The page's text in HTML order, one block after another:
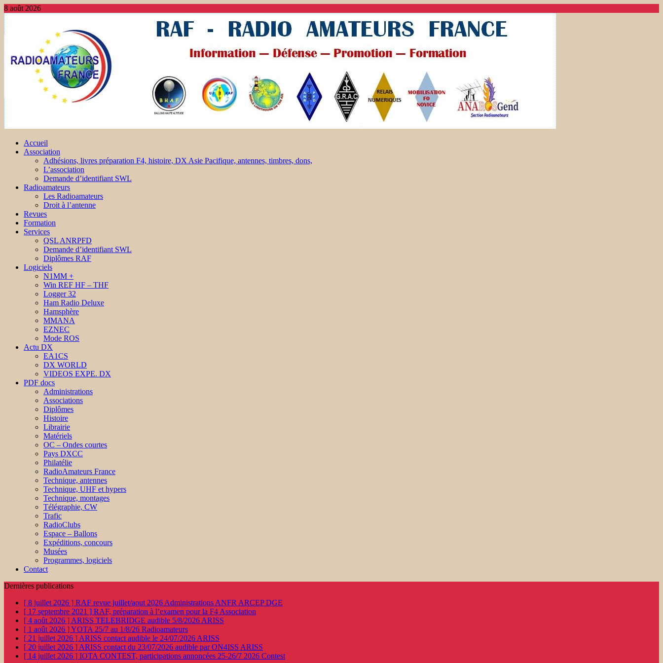
8 août 2026
Accueil
Association
Adhésions, livres préparation F4, histoire, DX Asie Pacifique, antennes, timbres, dons,
L’association
Demande d’identifiant SWL
Radioamateurs
Les Radioamateurs
Droit à l’antenne
Revues
Formation
Services
QSL ANRPFD
Demande d’identifiant SWL
Diplômes RAF
Logiciels
N1MM +
Win REF HF – THF
Logger 32
Ham Radio Deluxe
Hamsphère
MMANA
EZNEC
Mode ROS
Actu DX
EA1CS
DX WORLD
VIDEOS EXPE. DX
PDF docs
Administrations
Associations
Diplômes
Histoire
Librairie
Matériels
OC – Ondes courtes
Pays DXCC
Philatélie
RadioAmateurs France
Technique, antennes
Technique, UHF et hypers
Technique, montages
Télégraphie, CW
Trafic
RadioClubs
Espace – Ballons
Expéditions, concours
Musées
Programmes, logiciels
Contact
Dernières publications
[ 8 juillet 2026 ] RAF revue juillet/aout 2026 Administrations ANFR ARCEP DGE
[ 17 septembre 2021 ] RAF, préparation à l’examen pour la F4 Association
[ 4 août 2026 ] ARISS TELEBRIDGE audible 5/8/2026 ARISS
[ 1 août 2026 ]YOTA 25/7 au 1/8/26 Radioamateurs
[ 21 juillet 2026 ] ARISS contact audible le 24/07/2026 ARISS
[ 20 juillet 2026 ] ARISS contact du 23/07/2026 audible par ON4ISS ARISS
[ 14 juillet 2026 ] IOTA CONTEST, participations annoncées 25-26/7 2026 Contest